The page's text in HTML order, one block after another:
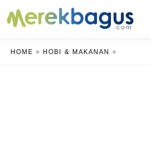
HOME » HOBI & MAKANAN »